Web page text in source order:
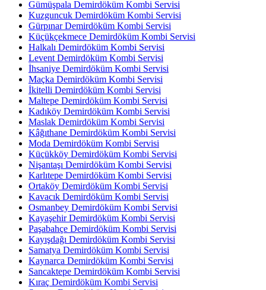
Gümüşpala Demirdöküm Kombi Servisi
Kuzguncuk Demirdöküm Kombi Servisi
Gürpınar Demirdöküm Kombi Servisi
Küçükçekmece Demirdöküm Kombi Servisi
Halkalı Demirdöküm Kombi Servisi
Levent Demirdöküm Kombi Servisi
İhsaniye Demirdöküm Kombi Servisi
Maçka Demirdöküm Kombi Servisi
İkitelli Demirdöküm Kombi Servisi
Maltepe Demirdöküm Kombi Servisi
Kadıköy Demirdöküm Kombi Servisi
Maslak Demirdöküm Kombi Servisi
Kâğıthane Demirdöküm Kombi Servisi
Moda Demirdöküm Kombi Servisi
Küçükköy Demirdöküm Kombi Servisi
Nişantaşı Demirdöküm Kombi Servisi
Karlıtepe Demirdöküm Kombi Servisi
Ortaköy Demirdöküm Kombi Servisi
Kavacık Demirdöküm Kombi Servisi
Osmanbey Demirdöküm Kombi Servisi
Kayaşehir Demirdöküm Kombi Servisi
Paşabahçe Demirdöküm Kombi Servisi
Kayışdağı Demirdöküm Kombi Servisi
Samatya Demirdöküm Kombi Servisi
Kaynarca Demirdöküm Kombi Servisi
Sancaktepe Demirdöküm Kombi Servisi
Kıraç Demirdöküm Kombi Servisi